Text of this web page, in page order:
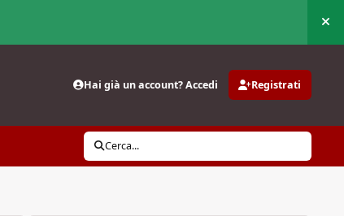
Hai già un account? Accedi Registrati
Cerca...